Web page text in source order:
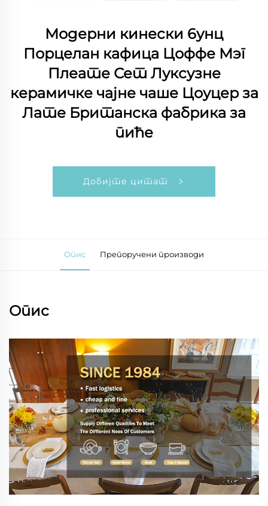
Модерни кинески 6унц
Порцелан кафица Цоффе Мэг
Плеате Сет Луксузне
керамичке чајне чаше Цоуцер за
Лате Британска фабрика за
пиће
Добијте цитат
Опис Препоручени производи
Опис